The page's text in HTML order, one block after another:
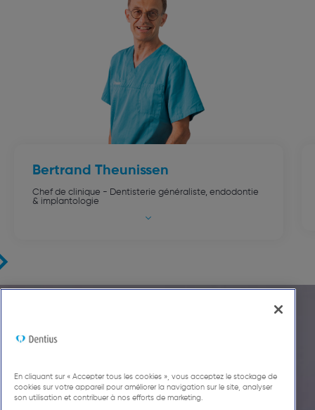
Bertrand Theunissen
Chef de clinique - Dentisterie généraliste, endodontie
& implantologie
En cliquant sur « Accepter tous les cookies », vous acceptez le stockage de
cookies sur votre appareil pour améliorer la navigation sur le site, analyser
son utilisation et contribuer à nos efforts de marketing.